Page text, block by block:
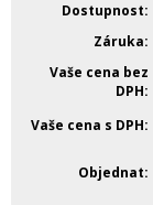
Dostupnost
Záruka
Vaše cena bez
DPH
Vaše cena s DPH
Objednat